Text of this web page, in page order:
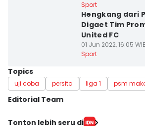
Sport
Hengkang dari
Digaet Tim
United FC
01 Jun 2022, 16:05
Sport
Topics
uji coba persita liga 1 psm
Editorial Team
Editor
Tonton lebih seru di